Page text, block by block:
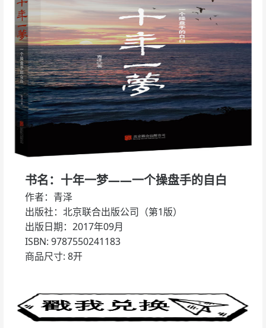
书名：十年一梦——一个操盘手的自白
作者：青泽
出版社：北京联合出版公司（第1版）
出版日期：2017年09月
ISBN: 9787550241183
商品尺寸: 8开